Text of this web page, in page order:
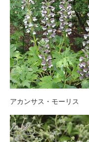
アカンサス・モーリス